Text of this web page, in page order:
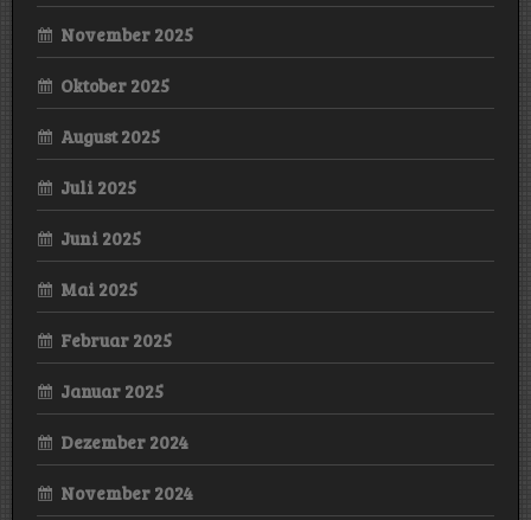
November 2025
Oktober 2025
August 2025
Juli 2025
Juni 2025
Mai 2025
Februar 2025
Januar 2025
Dezember 2024
November 2024